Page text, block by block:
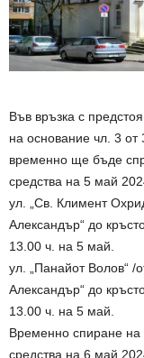
Във връзка с
на основание чл. 3
временно ще бъде
средства на 5 май
ул. „Св. Климент
Александър“ до
13.00 ч. на 5 май.
ул. „Панайот Волов“ /
Александър“ до
13.00 ч. на 5 май.
Временно спиране на
средства на 6 май